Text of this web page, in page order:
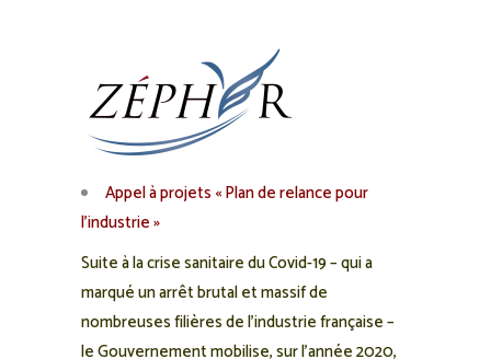
Appel à projets « Plan de relance pour
l’industrie »
Suite à la crise sanitaire du Covid-19 – qui a
marqué un arrêt brutal et massif de
nombreuses filières de l’industrie française –
le Gouvernement mobilise, sur l’année 2020,